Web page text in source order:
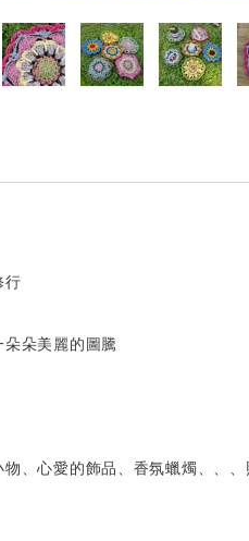
行
朵美麗的圖騰
、心愛的飾品、香氛蠟燭、、